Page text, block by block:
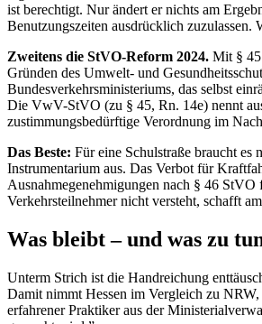
ist berechtigt. Nur ändert er nichts am
Benutzungszeiten ausdrücklich
Zweitens die StVO-Reform 2024. Mit § 45
Gründen des Umwelt- und
Bundesverkehrsministeriums, das selbst
Die VwV-StVO (zu § 45, Rn. 14e) nennt
zustimmungsbedürftige Verordnung im
Das Beste: Für eine Schulstraße braucht es
Instrumentarium aus. Das Verbot für
Ausnahmegenehmigungen nach § 46
Verkehrsteilnehmer nicht versteht, schafft
Was bleibt – und was zu
Unterm Strich ist die Handreichung
Damit nimmt Hessen im Vergleich zu
erfahrener Praktiker aus der